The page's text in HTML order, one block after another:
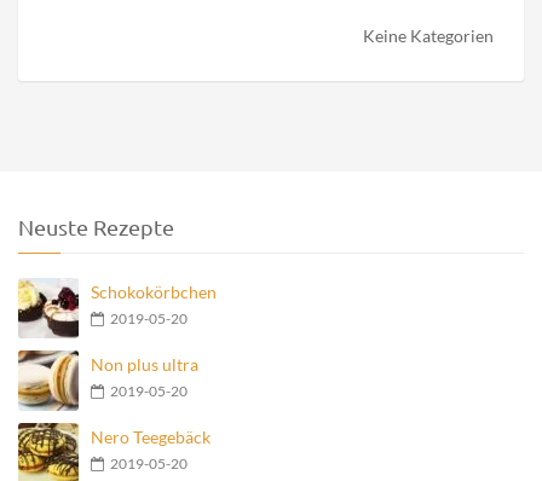
Keine Kategorien
Neuste Rezepte
Schokokörbchen
2019-05-20
Non plus ultra
2019-05-20
Nero Teegebäck
2019-05-20